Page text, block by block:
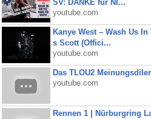
SV: DANKE für NI...
youtube.com
Kanye West – Wash Us
s Scott (Offici...
youtube.com
Das TLOU2
youtube.com
Rennen 1 | Nürburgring